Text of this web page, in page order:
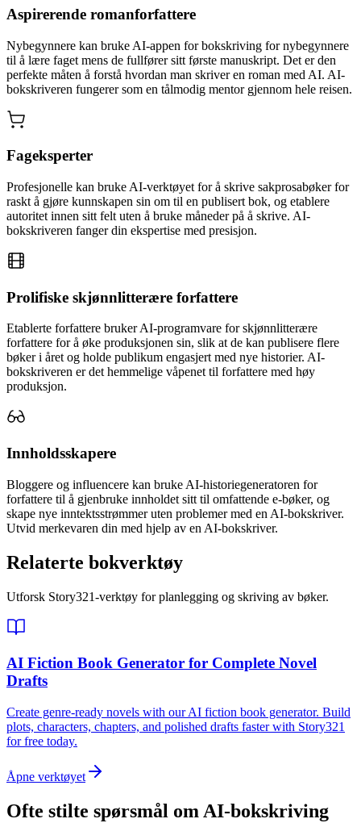
Aspirerende romanforfattere
Nybegynnere kan bruke AI-appen for bokskriving for nybegynnere
til å lære faget mens de fullfører sitt første manuskript. Det er den
perfekte måten å forstå hvordan man skriver en roman med AI. AI-
bokskriveren fungerer som en tålmodig mentor gjennom hele reisen.
Fageksperter
Profesjonelle kan bruke AI-verktøyet for å skrive sakprosabøker for
raskt å gjøre kunnskapen sin om til en publisert bok, og etablere
autoritet innen sitt felt uten å bruke måneder på å skrive. AI-
bokskriveren fanger din ekspertise med presisjon.
Prolifiske skjønnlitterære forfattere
Etablerte forfattere bruker AI-programvare for skjønnlitterære
forfattere for å øke produksjonen sin, slik at de kan publisere flere
bøker i året og holde publikum engasjert med nye historier. AI-
bokskriveren er det hemmelige våpenet til forfattere med høy
produksjon.
Innholdsskapere
Bloggere og influencere kan bruke AI-historiegeneratoren for
forfattere til å gjenbruke innholdet sitt til omfattende e-bøker, og
skape nye inntektsstrømmer uten problemer med en AI-bokskriver.
Utvid merkevaren din med hjelp av en AI-bokskriver.
Relaterte bokverktøy
Utforsk Story321-verktøy for planlegging og skriving av bøker.
AI Fiction Book Generator for Complete Novel
Drafts
Create genre-ready novels with our AI fiction book generator. Build
plots, characters, chapters, and polished drafts faster with Story321
for free today.
Åpne verktøyet
Ofte stilte spørsmål om AI-bokskriving